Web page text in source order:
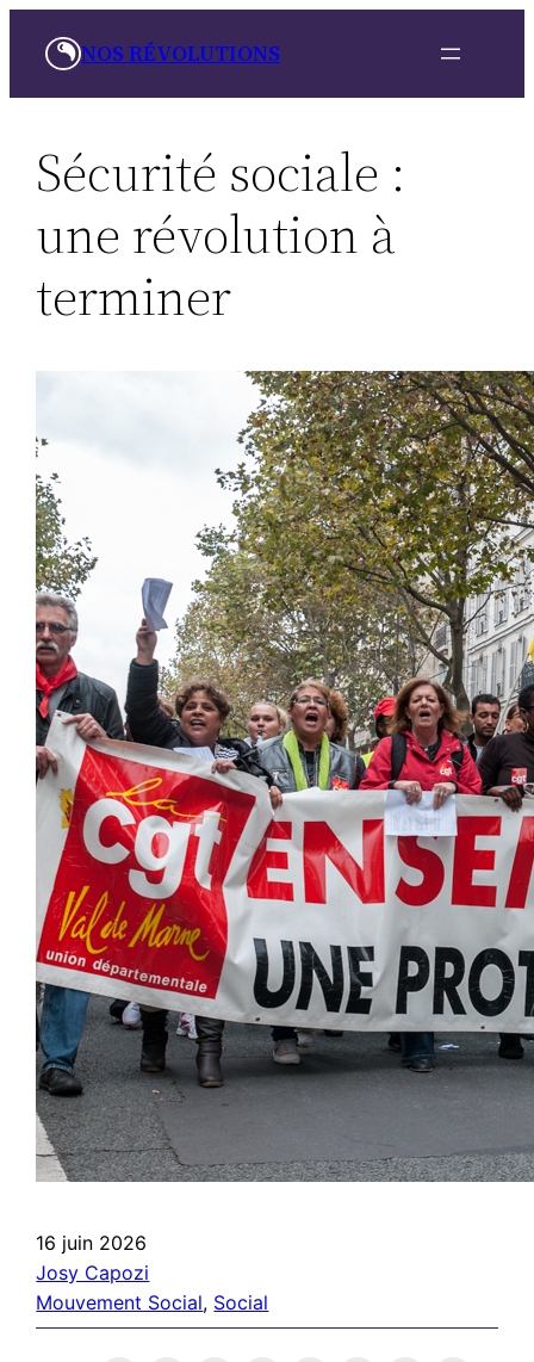
NOS RÉVOLUTIONS
Sécurité sociale :
une révolution à
terminer
16 juin 2026
Josy Capozi
Mouvement Social, Social